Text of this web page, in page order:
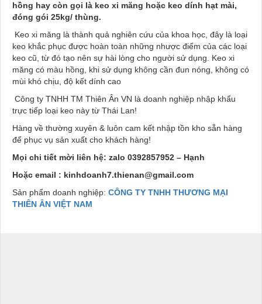
hồng hay còn gọi là keo xi măng hoặc keo dính hạt mài,
đóng gói 25kg/ thùng.
Keo xi măng là thành quả nghiên cứu của khoa học, đây là loại
keo khắc phục được hoàn toàn những nhược điểm của các loại
keo cũ, từ đó tạo nên sự hài lòng cho người sử dụng. Keo xi
măng có màu hồng, khi sử dụng không cần đun nóng, không có
mùi khó chịu, độ kết dính cao
Công ty TNHH TM Thiên Ân VN là doanh nghiệp nhập khẩu
trực tiếp loại keo này từ Thái Lan!
Hàng về thường xuyên & luôn cam kết nhập tồn kho sẵn hàng
để phục vụ sản xuất cho khách hàng!
Mọi chi tiết mời liên hệ: zalo 0392857952 – Hạnh
Hoặc email : kinhdoanh7.thienan@gmail.com
Sản phẩm doanh nghiệp: CÔNG TY TNHH THƯƠNG MẠI
THIÊN ÂN VIỆT NAM